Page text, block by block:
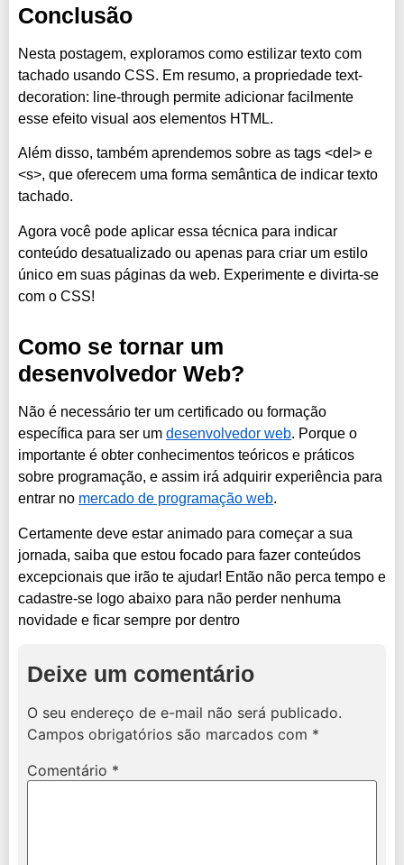
Conclusão
Nesta postagem, exploramos como estilizar texto com
tachado usando CSS. Em resumo, a propriedade text-
decoration: line-through permite adicionar facilmente
esse efeito visual aos elementos HTML.
Além disso, também aprendemos sobre as tags <del> e
<s>, que oferecem uma forma semântica de indicar texto
tachado.
Agora você pode aplicar essa técnica para indicar
conteúdo desatualizado ou apenas para criar um estilo
único em suas páginas da web. Experimente e divirta-se
com o CSS!
Como se tornar um
desenvolvedor Web?
Não é necessário ter um certificado ou formação
específica para ser um desenvolvedor web. Porque o
importante é obter conhecimentos teóricos e práticos
sobre programação, e assim irá adquirir experiência para
entrar no mercado de programação web.
Certamente deve estar animado para começar a sua
jornada, saiba que estou focado para fazer conteúdos
excepcionais que irão te ajudar! Então não perca tempo e
cadastre-se logo abaixo para não perder nenhuma
novidade e ficar sempre por dentro
Deixe um comentário
O seu endereço de e-mail não será publicado.
Campos obrigatórios são marcados com *
Comentário *